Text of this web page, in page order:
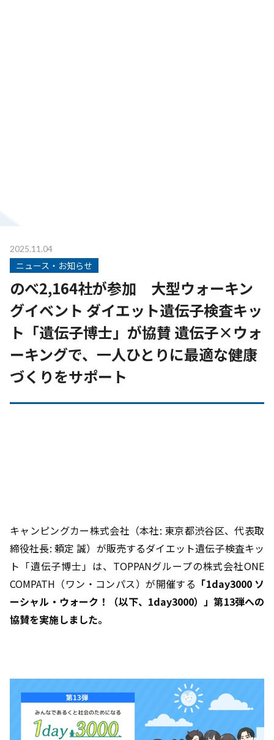
2025.11.04
ニュース・お知らせ
のべ2,164社が参加 大型ウォーキン
グイベント ダイエット遺伝子検査キッ
ト「遺伝子博士」が協賛 遺伝子×ウォ
ーキングで、一人ひとりに最適な健康
づくりをサポート
キャンピングカー株式会社（本社: 東京都渋谷区、代表取
締役社長: 頼定 誠）が販売するダイエット遺伝子検査キッ
ト「遺伝子博士」は、TOPPANグループの株式会社ONE
COMPATH（ワン・コンパス）が開催する 「1day3000 ソ
ーシャル・ウォーク！（以下、1day3000）」第13弾への
協賛を実施しました。